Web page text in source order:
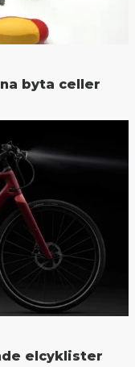
byta celler
elcyklister